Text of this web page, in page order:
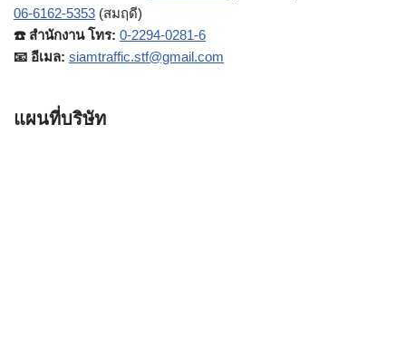
06-6162-5353 (สมฤดี)
☎️ สำนักงาน โทร: 0-2294-0281-6
📧 อีเมล: siamtraffic.stf@gmail.com
แผนที่บริษัท